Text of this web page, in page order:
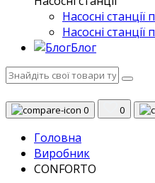
Насосні
Насосні станції
Блог
0 0
Головна
Виробник
CONFORTO